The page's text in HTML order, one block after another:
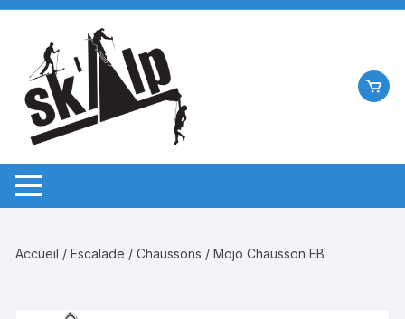
Aller
contenu
Accueil /Escalade /Chaussons / Mojo Chausson EB